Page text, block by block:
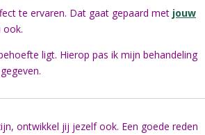
te ervaren. Dat gaat gepaard met jouw
ook.
ligt. Hierop pas ik mijn behandeling
ontwikkel jij jezelf ook. Een goede reden